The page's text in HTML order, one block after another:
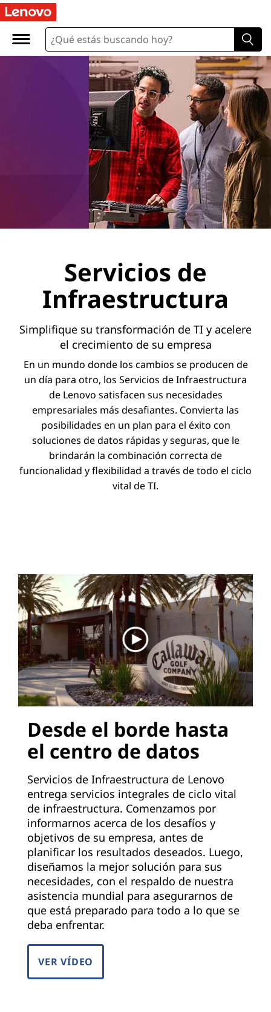
Servicios de
Infraestructura
Simplifique su transformación de TI y acelere
el crecimiento de su empresa
En un mundo donde los cambios se producen de
un día para otro, los Servicios de Infraestructura
de Lenovo satisfacen sus necesidades
empresariales más desafiantes. Convierta las
posibilidades en un plan para el éxito con
soluciones de datos rápidas y seguras, que le
brindarán la combinación correcta de
funcionalidad y flexibilidad a través de todo el ciclo
vital de TI.
Desde el borde hasta
el centro de datos
Servicios de Infraestructura de Lenovo
entrega servicios integrales de ciclo vital
de infraestructura. Comenzamos por
informarnos acerca de los desafíos y
objetivos de su empresa, antes de
planificar los resultados deseados. Luego,
diseñamos la mejor solución para sus
necesidades, con el respaldo de nuestra
asistencia mundial para asegurarnos de
que está preparado para todo a lo que se
deba enfrentar.
VER VÍDEO